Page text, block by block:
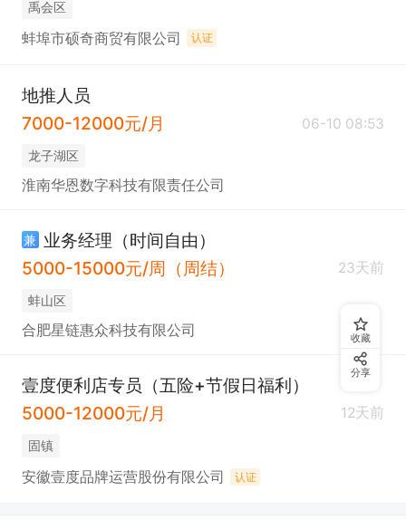
禹会区
蚌埠市硕奇商贸有限公司 认证
地推人员
7000-12000元/月
06-10 08:53
龙子湖区
淮南华恩数字科技有限责任公司
兼 业务经理（时间自由）
5000-15000元/周（周结）
23天前
蚌山区
合肥星链惠众科技有限公司
壹度便利店专员（五险+节假日福利）
5000-12000元/月
12天前
固镇
安徽壹度品牌运营股份有限公司 认证
收藏
分享